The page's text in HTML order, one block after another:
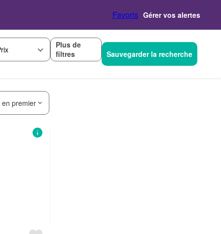
Favoris Gérer vos alertes
Plus de
filtres
Sauvegarder la recherche
premier